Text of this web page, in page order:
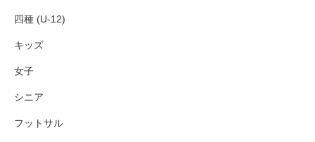
四種 (U-12)
キッズ
女子
シニア
フットサル